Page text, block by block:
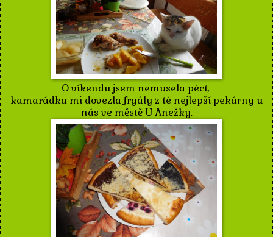
O víkendu jsem nemusela péct,
kamarádka mi dovezla frgály z té nejlepší pekárny u
nás ve městě U Anežky.